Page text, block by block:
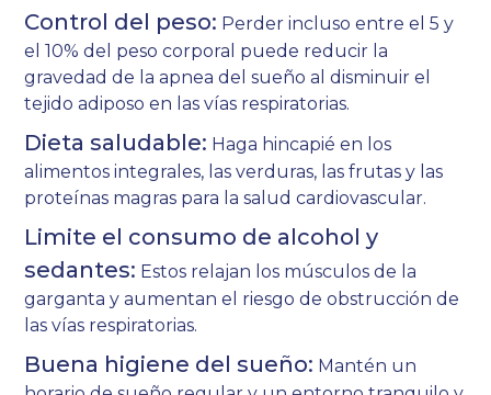
Control del peso: Perder incluso entre el 5 y
el 10% del peso corporal puede reducir la
gravedad de la apnea del sueño al disminuir el
tejido adiposo en las vías respiratorias.
Dieta saludable: Haga hincapié en los
alimentos integrales, las verduras, las frutas y las
proteínas magras para la salud cardiovascular.
Limite el consumo de alcohol y
sedantes: Estos relajan los músculos de la
garganta y aumentan el riesgo de obstrucción de
las vías respiratorias.
Buena higiene del sueño: Mantén un